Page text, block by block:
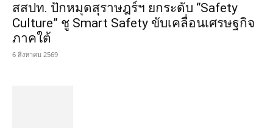
สสปท. ปักหมุดสุราษฎร์ฯ ยกระดับ “Safety
Culture” ชู Smart Safety ขับเคลื่อนเศรษฐกิจ
ภาคใต้
6 สิงหาคม 2569